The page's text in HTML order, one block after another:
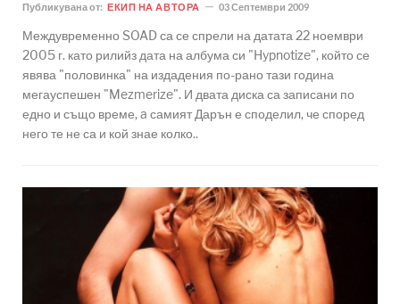
Публикувана от: ЕКИП НА АВТОРА 03 Септември 2009
Междувременно SOAD са се спрели на датата 22 ноември
2005 г. като рилийз дата на албума си "Hypnotize", който се
явява "половинка" на издадения по-рано тази година
мегауспешен "Mezmerize". И двата диска са записани по
едно и също време, a самият Дарън е споделил, че според
него те не са и кой знае колко..